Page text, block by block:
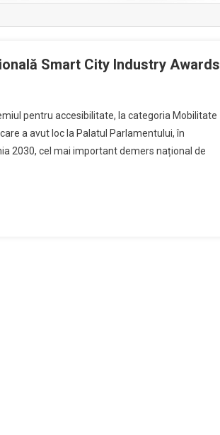
Smart City Industry Awards
pentru accesibilitate, la categoria Mobilitate
a avut loc la Palatul Parlamentului, în
2030, cel mai important demers național de